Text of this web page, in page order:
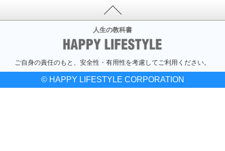
人生の教科書
ご自身の責任のもと、安全性・有用性を考慮してご利用ください。
© HAPPY LIFESTYLE CORPORATION